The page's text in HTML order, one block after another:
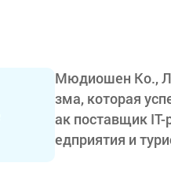
Мюдиошен Ко.,
зма, которая
ак поставщик IT-
едприятия и
тический